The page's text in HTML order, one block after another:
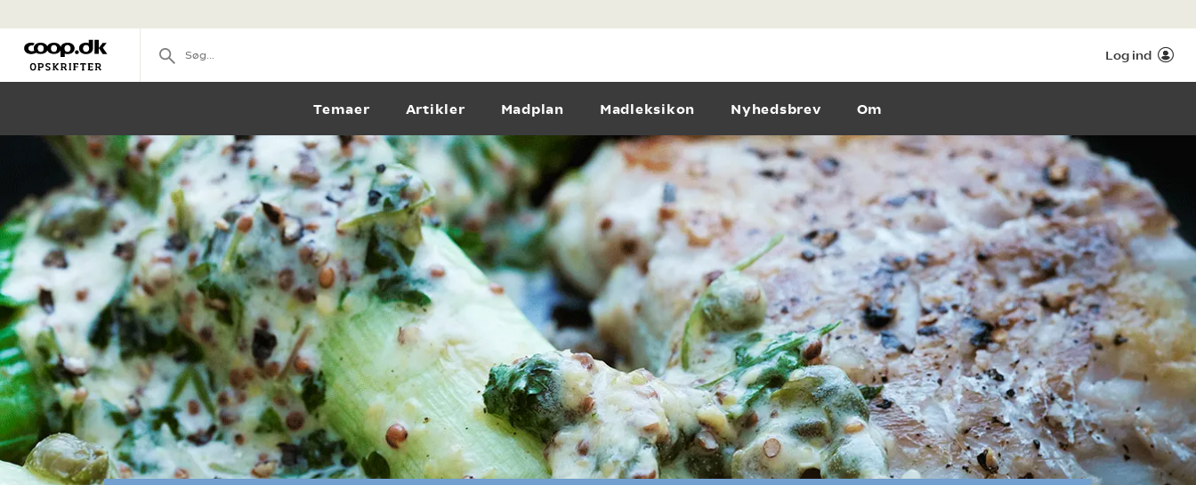
Log ind
Temaer Artikler Madplan Madleksikon Nyhedsbrev Om